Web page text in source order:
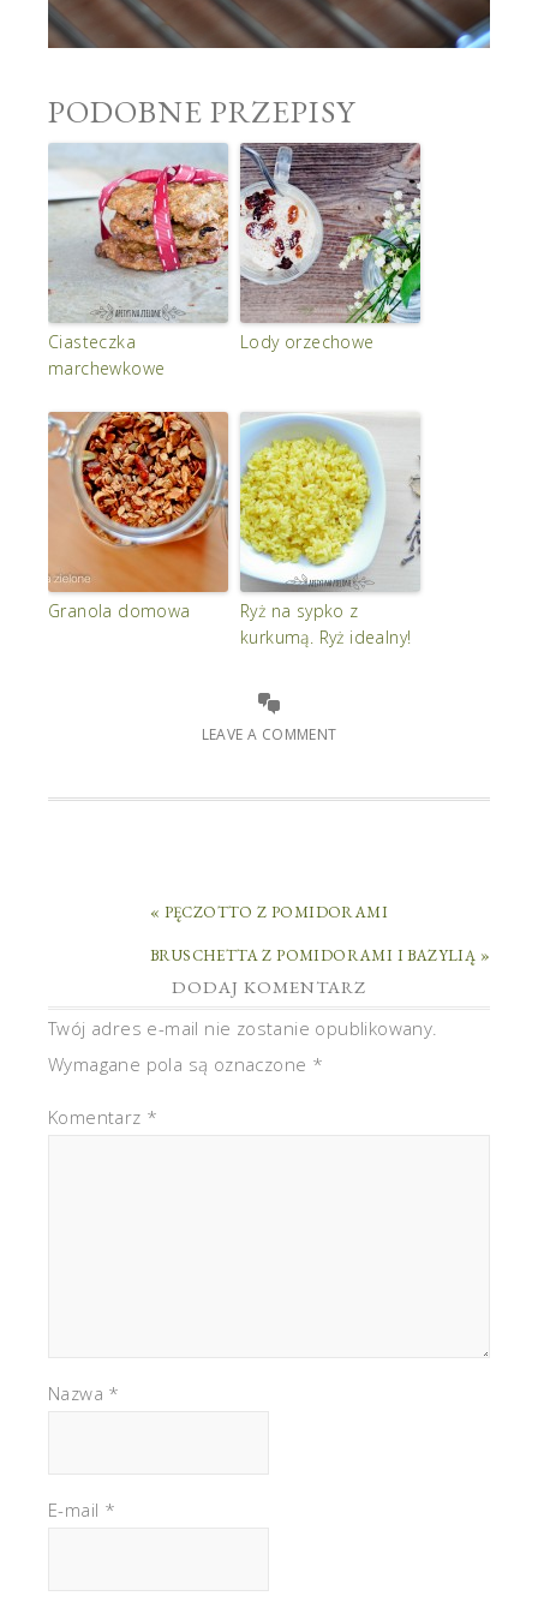
PODOBNE PRZEPISY
Ciasteczka
marchewkowe
Lody orzechowe
Granola domowa
Ryż na sypko z
kurkumą. Ryż idealny!
LEAVE A COMMENT
« PĘCZOTTO Z POMIDORAMI
BRUSCHETTA Z POMIDORAMI I BAZYLIĄ »
DODAJ KOMENTARZ
Twój adres e-mail nie zostanie opublikowany.
Wymagane pola są oznaczone *
Komentarz *
Nazwa *
E-mail *